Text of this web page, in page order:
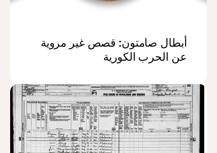
أبطال صامتون: قصص غير مروية
عن الحرب الكورية